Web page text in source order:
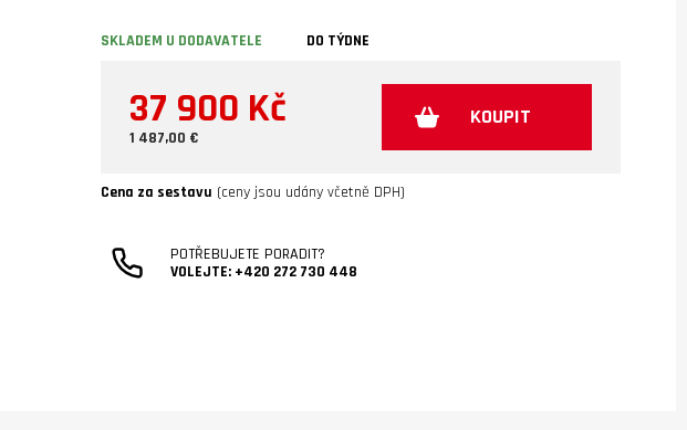
SKLADEM U DODAVATELE DO TÝDNE
37 900 Kč
1 487,00 €
KOUPIT
Cena za sestavu (ceny jsou udány včetně DPH)
POTŘEBUJETE PORADIT?
VOLEJTE: +420 272 730 448